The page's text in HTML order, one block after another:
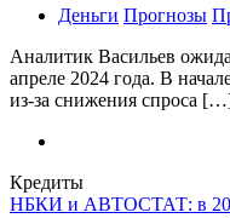
Деньги Прогнозы
Аналитик Васильев
апреле 2024 года. В
из-за снижения спроса
Кредиты
НБКИ и АВТОСТАТ: в